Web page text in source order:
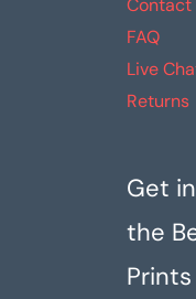
Contact
FAQ
Live
Returns
Get
the